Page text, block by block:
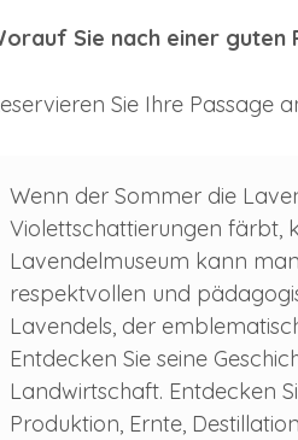
Sie nach einer guten
Sie Ihre Passage
Wenn der Sommer die
Violettschattierungen färbt,
Lavendelmuseum kann
respektvollen und
Lavendels, der
Entdecken Sie seine
Landwirtschaft. Entdecken
Produktion, Ernte,